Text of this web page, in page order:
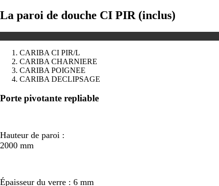
La paroi de douche CI PIR (inclus)
CARIBA CI PIR/L
CARIBA CHARNIERE
CARIBA POIGNEE
CARIBA DECLIPSAGE
Précédent
Suivant
Porte pivotante repliable
Hauteur de paroi :
2000 mm
Épaisseur du verre : 6 mm